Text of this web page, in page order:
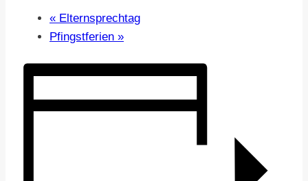
« Elternsprechtag
Pfingstferien »